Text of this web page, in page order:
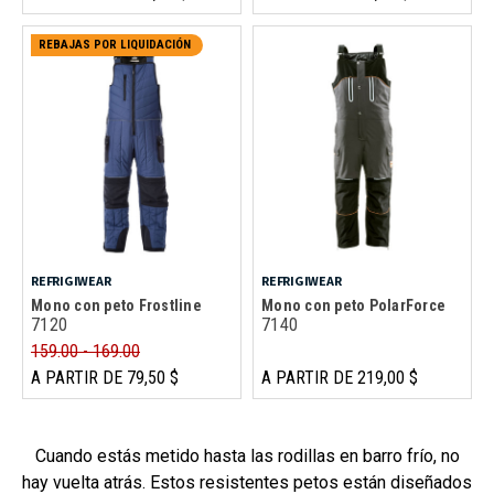
REBAJAS POR LIQUIDACIÓN
REFRIGIWEAR
Mono con peto Frostline
7120
159.00 - 169.00
A PARTIR DE 79,50 $
REFRIGIWEAR
Mono con peto PolarForce
7140
A PARTIR DE 219,00 $
Cuando estás metido hasta las rodillas en barro frío, no
hay vuelta atrás. Estos resistentes petos están diseñados